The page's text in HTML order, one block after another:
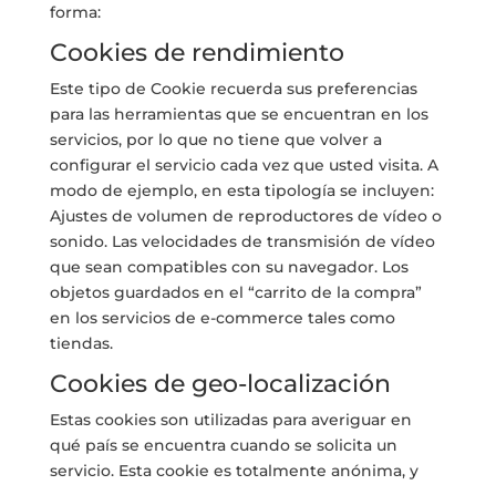
forma:
Cookies de rendimiento
Este tipo de Cookie recuerda sus preferencias
para las herramientas que se encuentran en los
servicios, por lo que no tiene que volver a
configurar el servicio cada vez que usted visita. A
modo de ejemplo, en esta tipología se incluyen:
Ajustes de volumen de reproductores de vídeo o
sonido. Las velocidades de transmisión de vídeo
que sean compatibles con su navegador. Los
objetos guardados en el “carrito de la compra”
en los servicios de e-commerce tales como
tiendas.
Cookies de geo-localización
Estas cookies son utilizadas para averiguar en
qué país se encuentra cuando se solicita un
servicio. Esta cookie es totalmente anónima, y